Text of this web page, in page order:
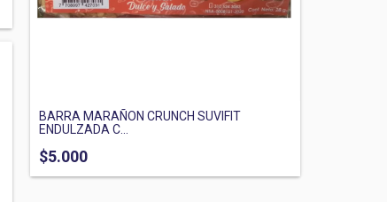
BARRA MARAÑON CRUNCH SUVIFIT
ENDULZADA C...
$5.000